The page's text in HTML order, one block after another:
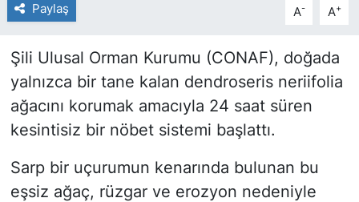
Paylaş A- A+
Şili Ulusal Orman Kurumu (CONAF), doğada
yalnızca bir tane kalan dendroseris neriifolia
ağacını korumak amacıyla 24 saat süren
kesintisiz bir nöbet sistemi başlattı.
Sarp bir uçurumun kenarında bulunan bu
eşsiz ağaç, rüzgar ve erozyon nedeniyle